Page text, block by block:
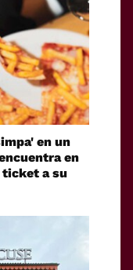
en un
en
ticket a su